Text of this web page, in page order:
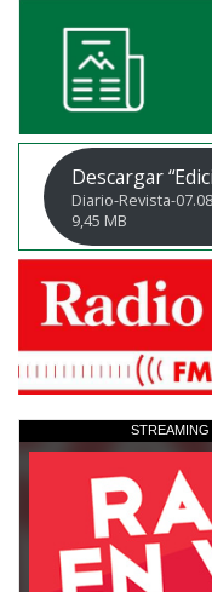
Descargar
Diario-Revista-
9,45 MB